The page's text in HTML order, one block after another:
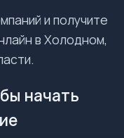
и получите
в Холодном,
начать